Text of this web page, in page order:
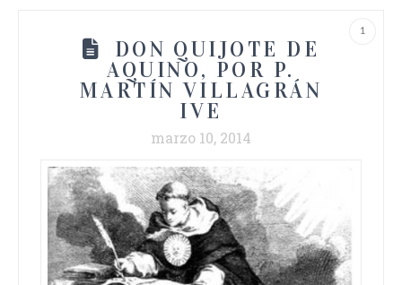
1
DON QUIJOTE DE
AQUINO, POR P.
MARTÍN VILLAGRÁN
IVE
marzo 10, 2014